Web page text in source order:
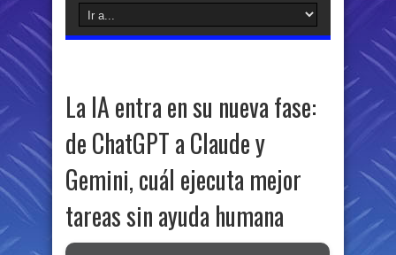
La IA entra en su nueva fase:
de ChatGPT a Claude y
Gemini, cuál ejecuta mejor
tareas sin ayuda humana